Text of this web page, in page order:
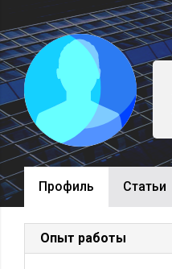
Профиль Cтатьи
Опыт работы